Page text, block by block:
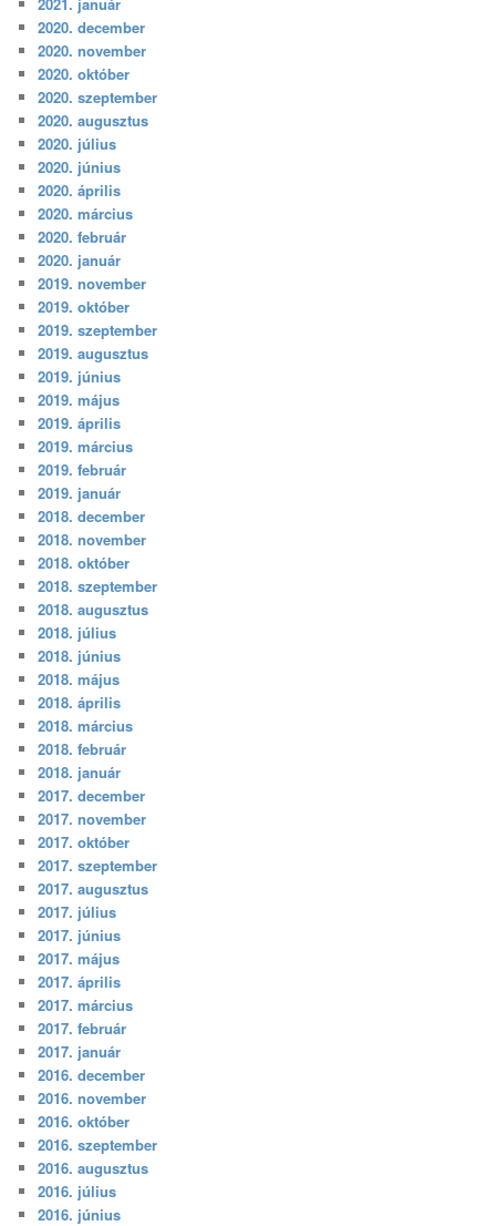
2020. december
2020. november
2020. október
2020. szeptember
2020. augusztus
2020. július
2020. június
2020. április
2020. március
2020. február
2020. január
2019. november
2019. október
2019. szeptember
2019. augusztus
2019. június
2019. május
2019. április
2019. március
2019. február
2019. január
2018. december
2018. november
2018. október
2018. szeptember
2018. augusztus
2018. július
2018. június
2018. május
2018. április
2018. március
2018. február
2018. január
2017. december
2017. november
2017. október
2017. szeptember
2017. augusztus
2017. július
2017. június
2017. május
2017. április
2017. március
2017. február
2017. január
2016. december
2016. november
2016. október
2016. szeptember
2016. augusztus
2016. július
2016. június